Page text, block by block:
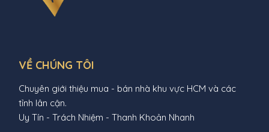
VỀ CHÚNG TÔI
Chuyên giới thiệu mua - bán nhà khu vực HCM và các
tỉnh lân cận.
Uy Tín - Trách Nhiệm - Thanh Khoản Nhanh